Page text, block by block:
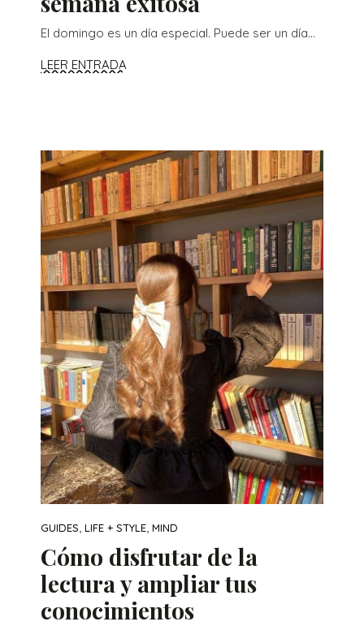
El domingo es un día especial. Puede ser un día...
LEER ENTRADA
GUIDES LIFE + STYLE MIND
Cómo disfrutar de la
lectura y ampliar tus
conocimientos